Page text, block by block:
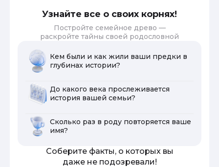
Узнайте все о своих корнях!
Постройте семейное древо —
раскройте тайны своей родословной
Кем были и как жили ваши предки в
глубинах истории?
До какого века прослеживается
история вашей семьи?
Сколько раз в роду повторяется ваше
имя?
Соберите факты, о которых вы
даже не подозревали!